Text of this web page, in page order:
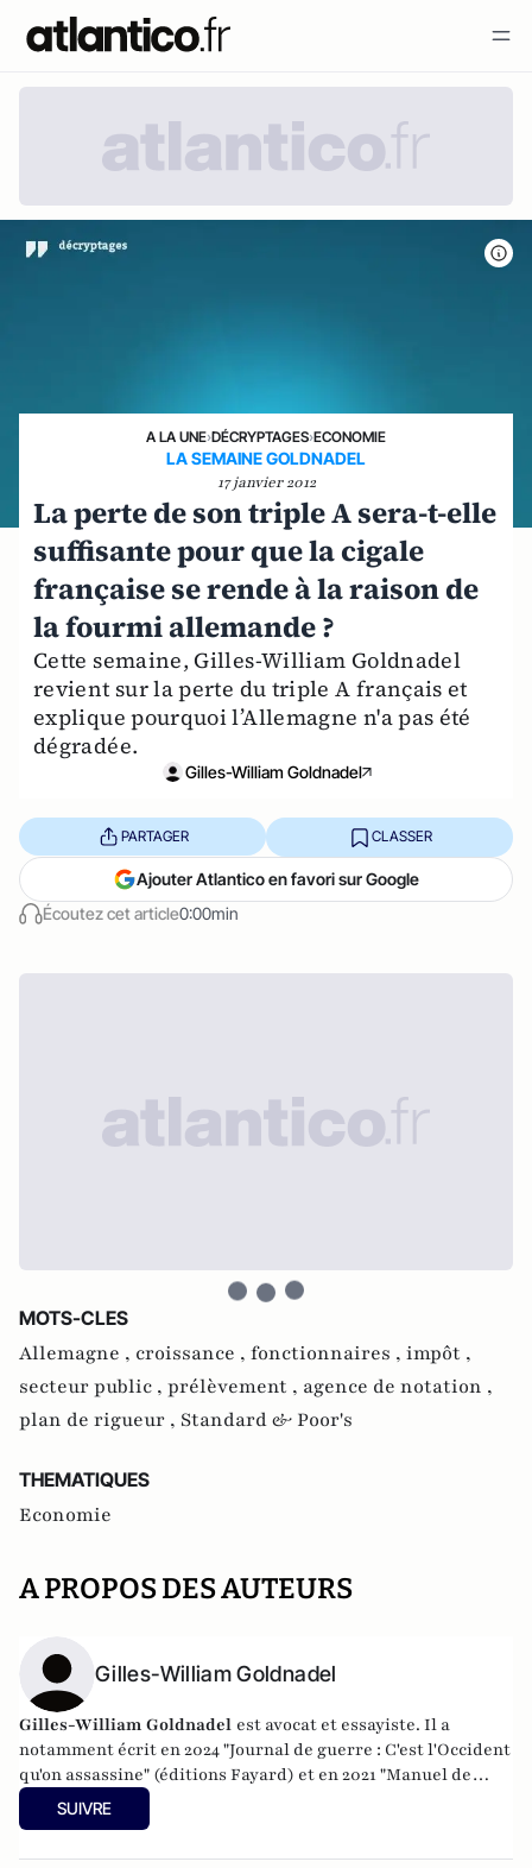
A LA UNE›DÉCRYPTAGES›ECONOMIE
LA SEMAINE GOLDNADEL
17 janvier 2012
La perte de son triple A sera-t-elle
suffisante pour que la cigale
française se rende à la raison de
la fourmi allemande ?
Cette semaine, Gilles-William Goldnadel
revient sur la perte du triple A français et
explique pourquoi l’Allemagne n'a pas été
dégradée.
Gilles-William Goldnadel
Écoutez cet article0:00min
PARTAGER CLASSER
Ajouter Atlantico en favori sur Google
MOTS-CLES
Allemagne , croissance , fonctionnaires , impôt ,
secteur public , prélèvement , agence de notation ,
plan de rigueur , Standard & Poor's
THEMATIQUES
Economie
A PROPOS DES AUTEURS
Gilles-William Goldnadel
Gilles-William Goldnadel est avocat et essayiste. Il a
notamment écrit en 2024 "Journal de guerre : C'est l'Occident
qu'on assassine" (éditions Fayard) et en 2021 "Manuel de
résistance au fascisme d'extrême-gauche" (Les Nouvelles
éditions de Passy).
SUIVRE